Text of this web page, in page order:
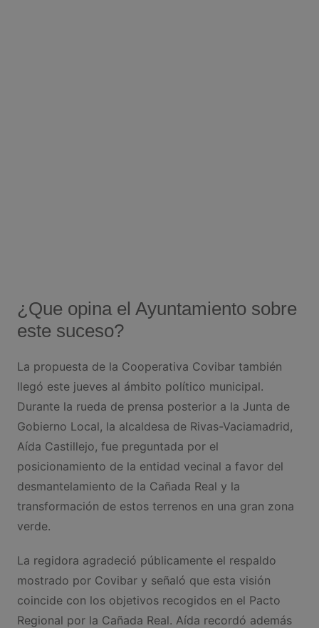
¿Que opina el Ayuntamiento sobre
este suceso?
La propuesta de la Cooperativa Covibar también
llegó este jueves al ámbito político municipal.
Durante la rueda de prensa posterior a la Junta de
Gobierno Local, la alcaldesa de Rivas-Vaciamadrid,
Aída Castillejo, fue preguntada por el
posicionamiento de la entidad vecinal a favor del
desmantelamiento de la Cañada Real y la
transformación de estos terrenos en una gran zona
verde.
La regidora agradeció públicamente el respaldo
mostrado por Covibar y señaló que esta visión
coincide con los objetivos recogidos en el Pacto
Regional por la Cañada Real. Aída recordó además